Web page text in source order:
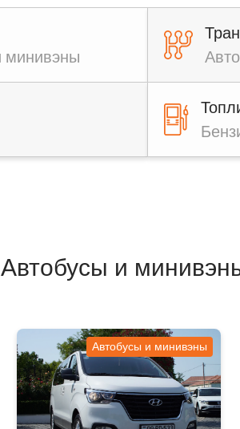
минивэны
и
Автобусы и минивэны